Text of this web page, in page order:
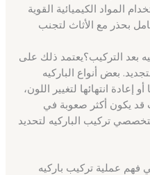
المواد الكيميائية القوية
بحذر مع الأثاث لتجنب
بعد التركيب؟يعتمد ذلك على
بعض أنواع الباركيه
انتهائها لتغيير اللون،
قد يكون أكثر صعوبة في
تركيب الباركيه لتحديد
فهم عملية تركيب باركيه